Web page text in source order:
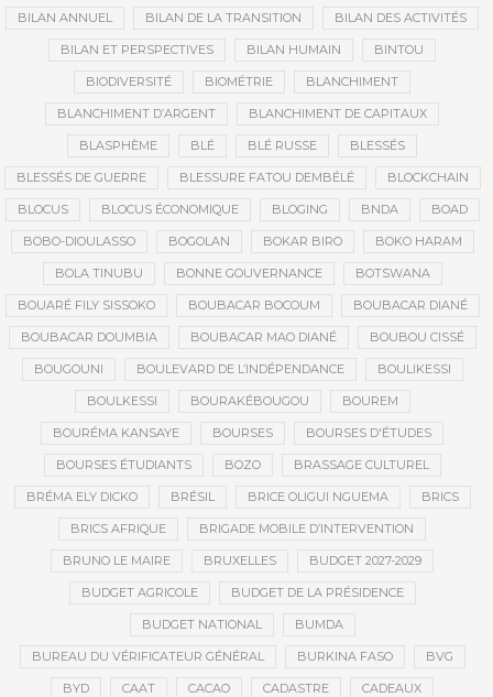
BILAN ANNUEL BILAN DE LA TRANSITION BILAN DES ACTIVITÉS
BILAN ET PERSPECTIVES BILAN HUMAIN BINTOU
BIODIVERSITÉ BIOMÉTRIE BLANCHIMENT
BLANCHIMENT D’ARGENT BLANCHIMENT DE CAPITAUX
BLASPHÈME BLÉ BLÉ RUSSE BLESSÉS
BLESSÉS DE GUERRE BLESSURE FATOU DEMBÉLÉ BLOCKCHAIN
BLOCUS BLOCUS ÉCONOMIQUE BLOGING BNDA BOAD
BOBO-DIOULASSO BOGOLAN BOKAR BIRO BOKO HARAM
BOLA TINUBU BONNE GOUVERNANCE BOTSWANA
BOUARÉ FILY SISSOKO BOUBACAR BOCOUM BOUBACAR DIANÉ
BOUBACAR DOUMBIA BOUBACAR MAO DIANÉ BOUBOU CISSÉ
BOUGOUNI BOULEVARD DE L’INDÉPENDANCE BOULIKESSI
BOULKESSI BOURAKÉBOUGOU BOUREM
BOURÉMA KANSAYE BOURSES BOURSES D'ÉTUDES
BOURSES ÉTUDIANTS BOZO BRASSAGE CULTUREL
BRÉMA ELY DICKO BRÉSIL BRICE OLIGUI NGUEMA BRICS
BRICS AFRIQUE BRIGADE MOBILE D’INTERVENTION
BRUNO LE MAIRE BRUXELLES BUDGET 2027-2029
BUDGET AGRICOLE BUDGET DE LA PRÉSIDENCE
BUDGET NATIONAL BUMDA
BUREAU DU VÉRIFICATEUR GÉNÉRAL BURKINA FASO BVG
BYD CAAT CACAO CADASTRE CADEAUX